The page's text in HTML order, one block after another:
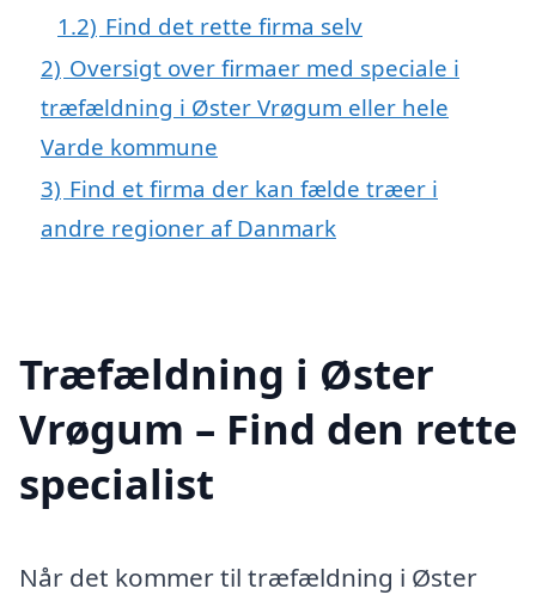
1.2) Find det rette firma selv
2) Oversigt over firmaer med speciale i
træfældning i Øster Vrøgum eller hele
Varde kommune
3) Find et firma der kan fælde træer i
andre regioner af Danmark
Træfældning i Øster
Vrøgum – Find den rette
specialist
Når det kommer til træfældning i Øster